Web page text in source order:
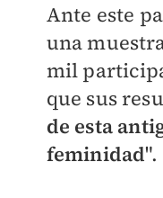
Ante este
una
mil
que sus
de esta
feminidad".